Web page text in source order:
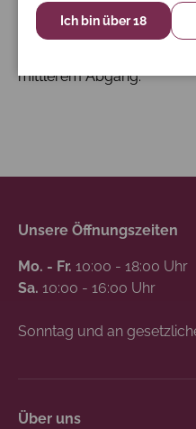
Beschreibung
mittlerem Abgang.
Ich bin über 18
Unsere Öffnungszeiten
Mo. - Fr. 10:00 - 18:00 Uhr
Sa. 10:00 - 16:00 Uhr
Sonntag und an
Über uns